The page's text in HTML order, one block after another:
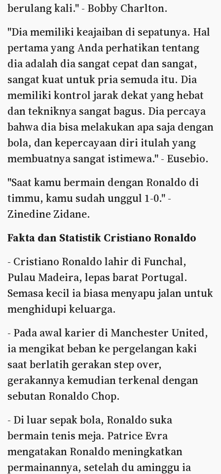
berulang kali." - Bobby Charlton.
"Dia memiliki keajaiban di sepatunya. Hal
pertama yang Anda perhatikan tentang
dia adalah dia sangat cepat dan sangat,
sangat kuat untuk pria semuda itu. Dia
memiliki kontrol jarak dekat yang hebat
dan tekniknya sangat bagus. Dia percaya
bahwa dia bisa melakukan apa saja dengan
bola, dan kepercayaan diri itulah yang
membuatnya sangat istimewa." - Eusebio.
"Saat kamu bermain dengan Ronaldo di
timmu, kamu sudah unggul 1-0." -
Zinedine Zidane.
Fakta dan Statistik Cristiano Ronaldo
- Cristiano Ronaldo lahir di Funchal,
Pulau Madeira, lepas barat Portugal.
Semasa kecil ia biasa menyapu jalan untuk
menghidupi keluarga.
- Pada awal karier di Manchester United,
ia mengikat beban ke pergelangan kaki
saat berlatih gerakan step over,
gerakannya kemudian terkenal dengan
sebutan Ronaldo Chop.
- Di luar sepak bola, Ronaldo suka
bermain tenis meja. Patrice Evra
mengatakan Ronaldo meningkatkan
permainannya, setelah du aminggu ia